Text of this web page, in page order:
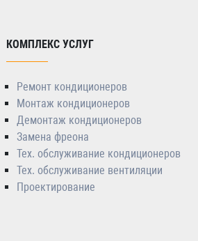
КОМПЛЕКС УСЛУГ
Ремонт кондиционеров
Монтаж кондиционеров
Демонтаж кондиционеров
Замена фреона
Тех. обслуживание кондиционеров
Тех. обслуживание вентиляции
Проектирование